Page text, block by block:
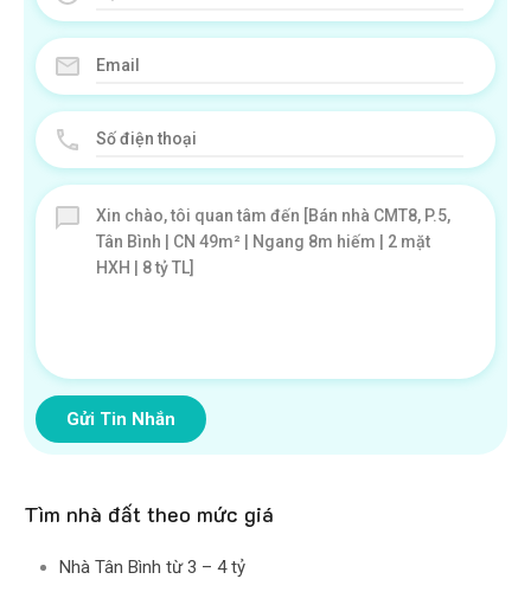
Gửi Tin Nhắn
Tìm nhà đất theo mức giá
Nhà Tân Bình từ 3 – 4 tỷ